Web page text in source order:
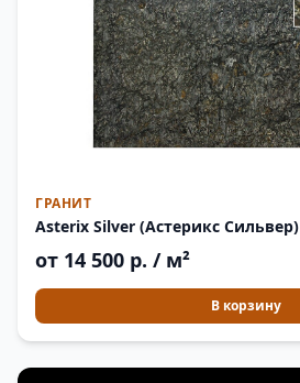
ГРАНИТ
Asterix Silver (Астерикс Сильвер)
от 14 500 р. / м²
В корзину